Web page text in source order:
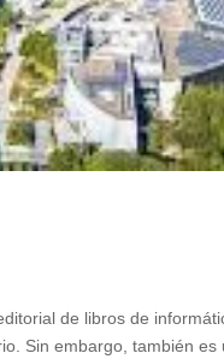
de libros de
Sin embargo, también